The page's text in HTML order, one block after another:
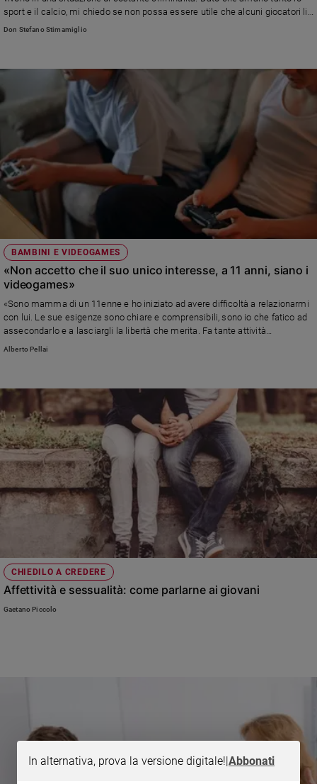
sport e il calcio, mi chiedo se non possa essere utile che alcuni giocatori li
vadano a trovare a scuola per sensibilizzarli...»
Don Stefano Stimamiglio
BAMBINI E VIDEOGAMES
«Non accetto che il suo unico interesse, a 11 anni, siano i
videogames»
«Sono mamma di un 11enne e ho iniziato ad avere difficoltà a relazionarmi
con lui. Le sue esigenze sono chiare e comprensibili, sono io che fatico ad
assecondarlo e a lasciargli la libertà che merita. Fa tante attività
extrascolastiche, ma a casa: solo videogiochi. Come posso accettare tutto
Alberto Pellai
CHIEDILO A CREDERE
Affettività e sessualità: come parlarne ai giovani
Gaetano Piccolo
In alternativa, prova la versione digitale!|Abbonati